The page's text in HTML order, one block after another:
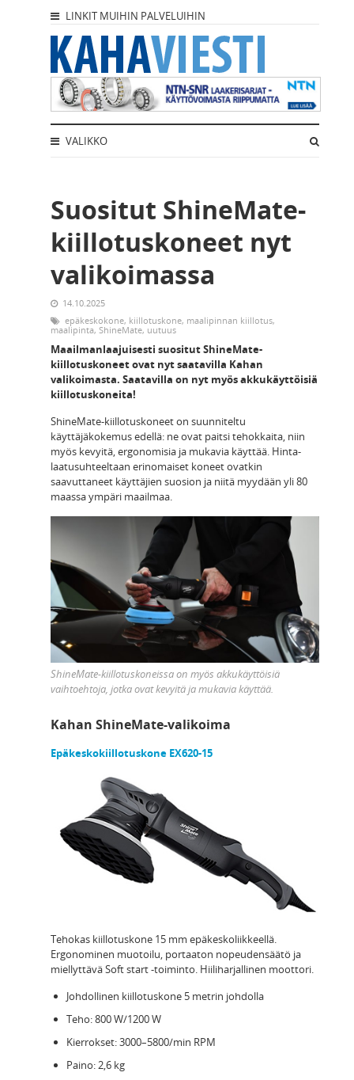
LINKIT MUIHIN PALVELUIHIN
VALIKKO
Suositut ShineMate-
kiillotuskoneet nyt
valikoimassa
14.10.2025
epäkeskokone, kiillotuskone, maalipinnan kiillotus,
maalipinta, ShineMate, uutuus
Maailmanlaajuisesti suositut ShineMate-
kiillotuskoneet ovat nyt saatavilla Kahan
valikoimasta. Saatavilla on nyt myös akkukäyttöisiä
kiillotuskoneita!
ShineMate-kiillotuskoneet on suunniteltu
käyttäjäkokemus edellä: ne ovat paitsi tehokkaita, niin
myös kevyitä, ergonomisia ja mukavia käyttää. Hinta-
laatusuhteeltaan erinomaiset koneet ovatkin
saavuttaneet käyttäjien suosion ja niitä myydään yli 80
maassa ympäri maailmaa.
ShineMate-kiillotuskoneissa on myös akkukäyttöisiä
vaihtoehtoja, jotka ovat kevyitä ja mukavia käyttää.
Kahan ShineMate-valikoima
Epäkeskokiillotuskone EX620-15
Tehokas kiillotuskone 15 mm epäkeskoliikkeellä.
Ergonominen muotoilu, portaaton nopeudensäätö ja
miellyttävä Soft start -toiminto. Hiiliharjallinen moottori.
Johdollinen kiillotuskone 5 metrin johdolla
Teho: 800 W/1200 W
Kierrokset: 3000–5800/min RPM
Paino: 2,6 kg